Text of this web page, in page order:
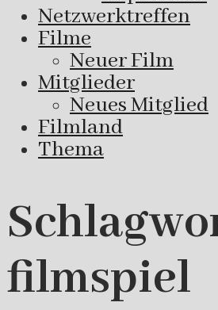
Netzwerktreffen
Filme
Neuer Film
Mitglieder
Neues Mitglied
Filmland
Thema
filmspiel